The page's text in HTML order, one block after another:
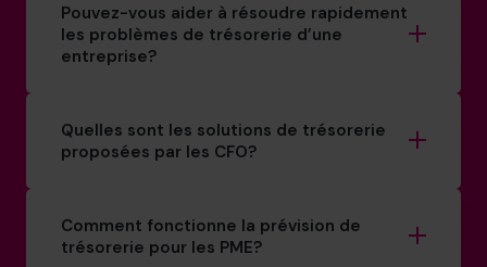
Pouvez-vous aider à résoudre rapidement
les problèmes de trésorerie d’une
entreprise?
Quelles sont les solutions de trésorerie
proposées par les CFO?
Comment fonctionne la prévision de
trésorerie pour les PME?